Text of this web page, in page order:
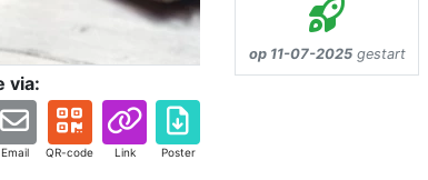
via:
Email QR-code Link Poster
op 11-07-2025gestart